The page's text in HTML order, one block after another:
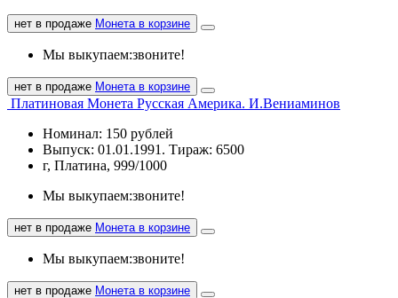
нет в продаже Монета в корзине
Мы выкупаем:звоните!
нет в продаже Монета в корзине
Платиновая Монета Русская Америка. И.Вениаминов
Номинал: 150 рублей
Выпуск: 01.01.1991. Тираж: 6500
г, Платина, 999/1000
Мы выкупаем:звоните!
нет в продаже Монета в корзине
Мы выкупаем:звоните!
нет в продаже Монета в корзине